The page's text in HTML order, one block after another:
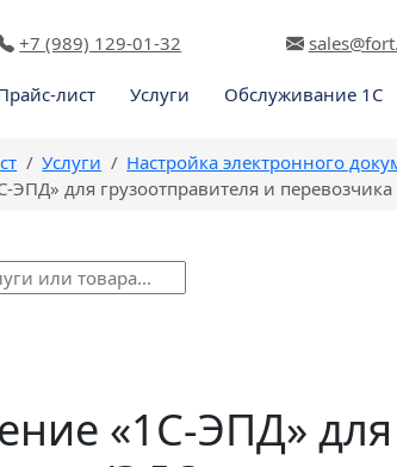
+7 (989) 129-01-32
лист Услуги Обслуживание 1С
Услуги
Настройка электронного
для грузоотправителя и
«1С-ЭПД» для